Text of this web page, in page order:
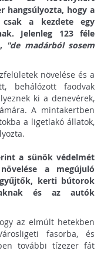
hangsúlyozta, hogy a
a kezdete egy
Jelenleg 123 féle
"de madárból sosem
növelése és a
behálózott faodvak
ki a denevérek,
A mintakertben
a ligetlakó állatok,
a sünök védelmét
a megújuló
kerti bútorok
és az autók
az elmúlt hetekben
fasorba, és
további tízezer fát